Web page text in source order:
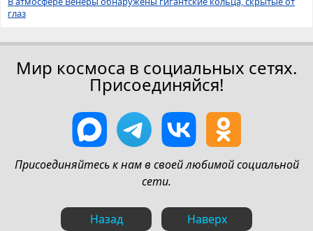
глаз
Мир космоса в социальных сетях.
Присоединяйся!
Присоединяйтесь к нам в своей любимой социальной
сети.
Назад Наверх